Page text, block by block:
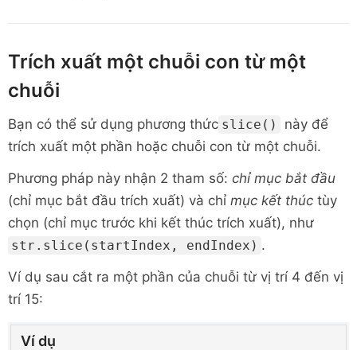
Trích xuất một chuỗi con từ một
chuỗi
Bạn có thể sử dụng phương thức slice()
này để
trích xuất một phần hoặc chuỗi con từ một chuỗi.
Phương pháp này nhận 2 tham số: chỉ mục bắt đầu
(chỉ mục bắt đầu trích xuất) và chỉ mục kết thúc tùy
chọn (chỉ mục trước khi kết thúc trích xuất), như
str.slice(startIndex, endIndex) .
Ví dụ sau cắt ra một phần của chuỗi từ vị trí 4 đến vị
trí 15:
Ví dụ